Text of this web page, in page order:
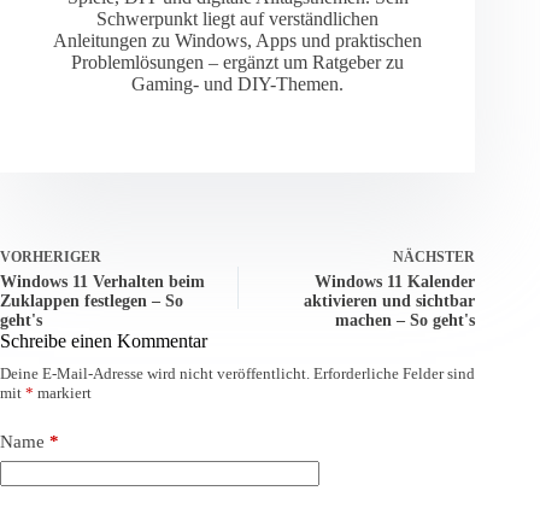
Schwerpunkt liegt auf verständlichen
Anleitungen zu Windows, Apps und praktischen
Problemlösungen – ergänzt um Ratgeber zu
Gaming- und DIY-Themen.
VORHERIGER
Windows 11 Verhalten beim
Zuklappen festlegen – So
geht's
NÄCHSTER
Windows 11 Kalender
aktivieren und sichtbar
machen – So geht's
Schreibe einen Kommentar
Deine E-Mail-Adresse wird nicht veröffentlicht. Erforderliche Felder sind
mit * markiert
Name *